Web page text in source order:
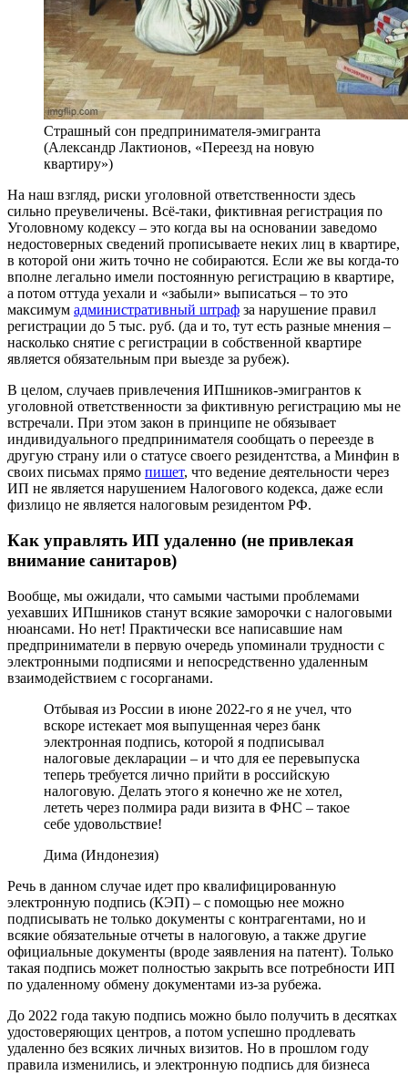
Страшный сон предпринимателя-эмигранта
(Александр Лактионов, «Переезд на новую
квартиру»)
На наш взгляд, риски уголовной ответственности здесь
сильно преувеличены. Всё-таки, фиктивная регистрация по
Уголовному кодексу – это когда вы на основании заведомо
недостоверных сведений прописываете неких лиц в квартире,
в которой они жить точно не собираются. Если же вы когда-то
вполне легально имели постоянную регистрацию в квартире,
а потом оттуда уехали и «забыли» выписаться – то это
максимум административный штраф за нарушение правил
регистрации до 5 тыс. руб. (да и то, тут есть разные мнения –
насколько снятие с регистрации в собственной квартире
является обязательным при выезде за рубеж).
В целом, случаев привлечения ИПшников-эмигрантов к
уголовной ответственности за фиктивную регистрацию мы не
встречали. При этом закон в принципе не обязывает
индивидуального предпринимателя сообщать о переезде в
другую страну или о статусе своего резидентства, а Минфин в
своих письмах прямо пишет, что ведение деятельности через
ИП не является нарушением Налогового кодекса, даже если
физлицо не является налоговым резидентом РФ.
Как управлять ИП удаленно (не привлекая
внимание санитаров)
Вообще, мы ожидали, что самыми частыми проблемами
уехавших ИПшников станут всякие заморочки с налоговыми
нюансами. Но нет! Практически все написавшие нам
предприниматели в первую очередь упоминали трудности с
электронными подписями и непосредственно удаленным
взаимодействием с госорганами.
Отбывая из России в июне 2022-го я не учел, что
вскоре истекает моя выпущенная через банк
электронная подпись, которой я подписывал
налоговые декларации – и что для ее перевыпуска
теперь требуется лично прийти в российскую
налоговую. Делать этого я конечно же не хотел,
лететь через полмира ради визита в ФНС – такое
себе удовольствие!
Дима (Индонезия)
Речь в данном случае идет про квалифицированную
электронную подпись (КЭП) – с помощью нее можно
подписывать не только документы с контрагентами, но и
всякие обязательные отчеты в налоговую, а также другие
официальные документы (вроде заявления на патент). Только
такая подпись может полностью закрыть все потребности ИП
по удаленному обмену документами из-за рубежа.
До 2022 года такую подпись можно было получить в десятках
удостоверяющих центров, а потом успешно продлевать
удаленно без всяких личных визитов. Но в прошлом году
правила изменились, и электронную подпись для бизнеса